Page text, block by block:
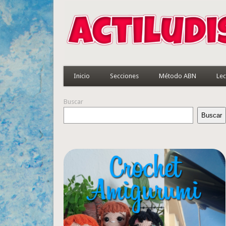
Inicio Secciones Método ABN
Buscar
Buscar